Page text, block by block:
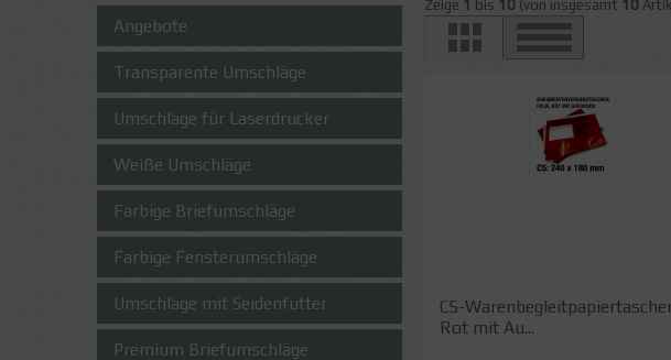
Angebote
Transparente Umschläge
Umschläge für Laserdrucker
Weiße Umschläge
Farbige Briefumschläge
Farbige Fensterumschläge
Umschläge mit Seidenfutter
Premium Briefumschläge
Zeige 1 bis 10 (von insgesamt 10
C5-
Rot mit Au...